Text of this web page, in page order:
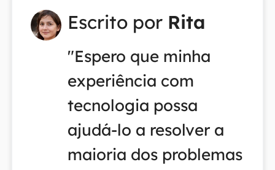
Escrito por Rita
"Espero que minha
experiência com
tecnologia possa
ajudá-lo a resolver a
maioria dos problemas